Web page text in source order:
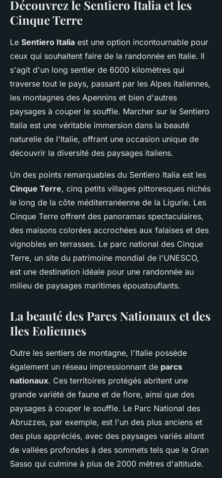
Découvrez le Sentiero Italia et les
Cinque Terre
Le Sentiero Italia est une option incontournable pour
ceux qui souhaitent faire de la randonnée en Italie. Il
s'agit d'un long sentier de 6000 kilomètres qui
traverse tout le pays, passant par les Alpes italiennes,
les montagnes des Apennins et bien d'autres
paysages à couper le souffle. Marcher sur le Sentiero
Italia est une véritable immersion dans la beauté
naturelle de l'Italie, offrant une occasion unique de
découvrir la diversité des paysages italiens.
Un des points remarquables du Sentiero Italia est les
Cinque Terre, cinq petits villages pittoresques nichés
le long de la côte méditerranéenne de la Ligurie. Les
Cinque Terre offrent des panoramas spectaculaires,
des maisons colorées accrochées aux falaises et des
vignobles en terrasses. Le parc national des Cinque
Terre, un site du patrimoine mondial de l'UNESCO,
est une destination idéale pour une randonnée au
milieu de paysages maritimes époustouflants.
La beauté des Parcs Nationaux et des
Iles Eoliennes
Outre les sentiers de montagne, l'Italie possède
également un réseau impressionnant de parcs
nationaux. Ces territoires protégés abritent une
grande variété de faune et de flore, ainsi que des
paysages à couper le souffle. Le Parc National des
Abruzzes, par exemple, est l'un des plus anciens et
des plus appréciés, avec des paysages variés allant
de vallées profondes à des sommets tels que le Gran
Sasso qui culmine à plus de 2000 mètres d'altitude.